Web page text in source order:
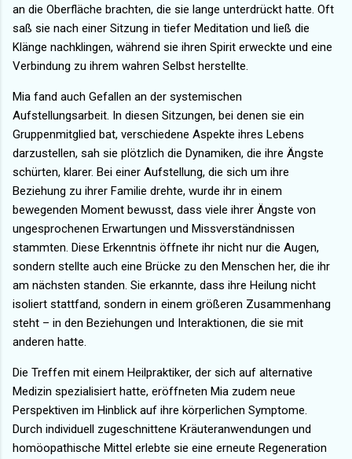
an die Oberfläche brachten, die sie lange unterdrückt hatte. Oft
saß sie nach einer Sitzung in tiefer Meditation und ließ die
Klänge nachklingen, während sie ihren Spirit erweckte und eine
Verbindung zu ihrem wahren Selbst herstellte.
Mia fand auch Gefallen an der systemischen
Aufstellungsarbeit. In diesen Sitzungen, bei denen sie ein
Gruppenmitglied bat, verschiedene Aspekte ihres Lebens
darzustellen, sah sie plötzlich die Dynamiken, die ihre Ängste
schürten, klarer. Bei einer Aufstellung, die sich um ihre
Beziehung zu ihrer Familie drehte, wurde ihr in einem
bewegenden Moment bewusst, dass viele ihrer Ängste von
ungesprochenen Erwartungen und Missverständnissen
stammten. Diese Erkenntnis öffnete ihr nicht nur die Augen,
sondern stellte auch eine Brücke zu den Menschen her, die ihr
am nächsten standen. Sie erkannte, dass ihre Heilung nicht
isoliert stattfand, sondern in einem größeren Zusammenhang
steht – in den Beziehungen und Interaktionen, die sie mit
anderen hatte.
Die Treffen mit einem Heilpraktiker, der sich auf alternative
Medizin spezialisiert hatte, eröffneten Mia zudem neue
Perspektiven im Hinblick auf ihre körperlichen Symptome.
Durch individuell zugeschnittene Kräuteranwendungen und
homöopathische Mittel erlebte sie eine erneute Regeneration